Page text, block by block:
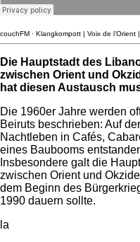
couchFM · Klangkompott | Voix de
Die Hauptstadt des
zwischen Orient und
hat diesen Austausch
Die 1960er Jahre werden
Beiruts beschrieben: Auf
Nachtleben in Cafés,
eines Baubooms
Insbesondere galt die
zwischen Orient und
dem Beginn des
1990 dauern sollte.
la